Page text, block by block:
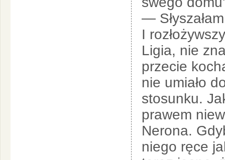
—
I
Ligia, nie
przecie
nie umiało
stosunku.
prawem
Nerona.
niego ręce